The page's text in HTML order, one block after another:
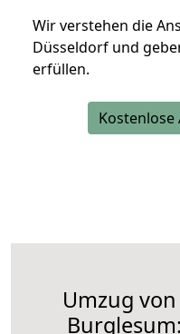
Wir verstehen die
Düsseldorf und
erfüllen.
Umzug